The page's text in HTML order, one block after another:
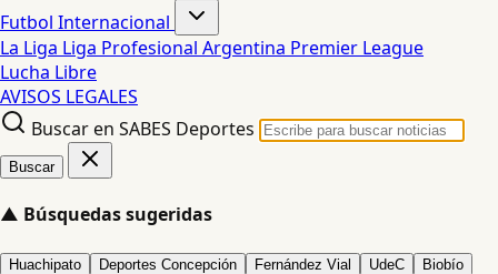
Futbol Internacional
La Liga Liga Profesional Argentina Premier League
Lucha Libre
AVISOS LEGALES
Buscar en SABES Deportes
Buscar
▲ Búsquedas sugeridas
Huachipato Deportes Concepción Fernández Vial UdeC Biobío